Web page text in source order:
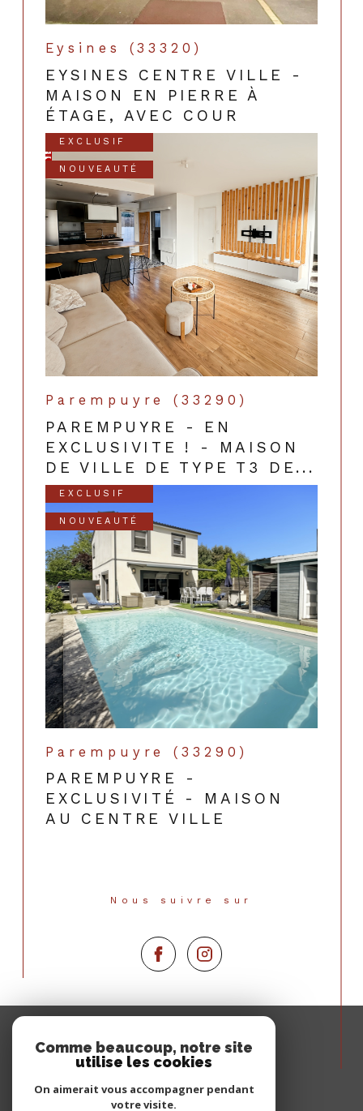
Eysines (33320)
EYSINES CENTRE VILLE -
MAISON EN PIERRE À
ÉTAGE, AVEC COUR
EXCLUSIF
NOUVEAUTÉ
Parempuyre (33290)
PAREMPUYRE - EN
EXCLUSIVITE ! - MAISON
DE VILLE DE TYPE T3 DE...
EXCLUSIF
NOUVEAUTÉ
Parempuyre (33290)
PAREMPUYRE -
EXCLUSIVITÉ - MAISON
AU CENTRE VILLE
Nous suivre sur
PROPRIÉTAIRE
Se connecter
Comme beaucoup, notre site
utilise les cookies
On aimerait vous accompagner pendant
votre visite.